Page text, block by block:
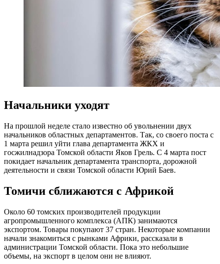
Начальники уходят
На прошлой неделе стало известно об увольнении двух
начальников областных департаментов. Так, со своего поста с
1 марта решил уйти глава департамента ЖКХ и
госжилнадзора Томской области Яков Грель. С 4 марта пост
покидает начальник департамента транспорта, дорожной
деятельности и связи Томской области Юрий Баев.
Томичи сближаются с Африкой
Около 60 томских производителей продукции
агропромышленного комплекса (АПК) занимаются
экспортом. Товары покупают 37 стран. Некоторые компании
начали знакомиться с рынками Африки, рассказали в
администрации Томской области. Пока это небольшие
объемы, на экспорт в целом они не влияют.